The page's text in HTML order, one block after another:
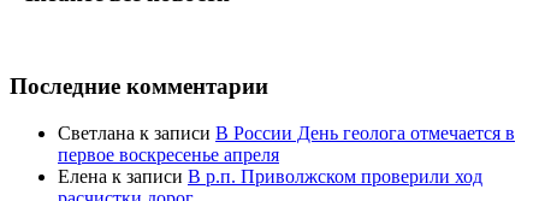
Последние комментарии
Светлана к записи В России День геолога отмечается в
первое воскресенье апреля
Елена к записи В р.п. Приволжском проверили ход